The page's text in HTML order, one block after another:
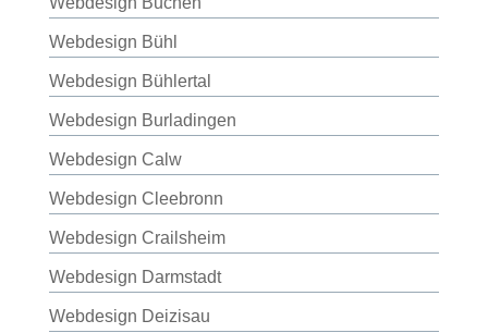
Webdesign Bühl
Webdesign Bühlertal
Webdesign Burladingen
Webdesign Calw
Webdesign Cleebronn
Webdesign Crailsheim
Webdesign Darmstadt
Webdesign Deizisau